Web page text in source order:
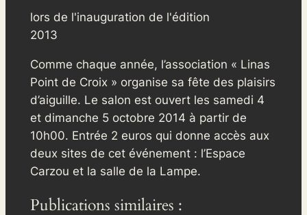
lors de l'inauguration de l'édition
2013
Comme chaque année, l’association « Linas
Point de Croix » organise sa fête des plaisirs
d’aiguille. Le salon est ouvert les samedi 4
et dimanche 5 octobre 2014 à partir de
10h00. Entrée 2 euros qui donne accès aux
deux sites de cet événement : l’Espace
Carzou et la salle de la Lampe.
Publications similaires :